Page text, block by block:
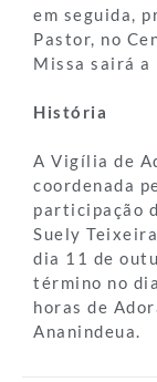
em seguida,
Pastor, no
Missa sairá a
História
A Vigília de
coordenada
participação
Suely
dia 11 de
término no
horas de
Ananindeua.